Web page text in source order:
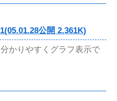
公開 2,361K)
かりやすくグラフ表示で